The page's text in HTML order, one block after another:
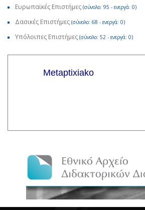
Ευρωπαϊκές Επιστήμες (σύνολο: 95 - ενεργά: 0)
Δασικές Επιστήμες (σύνολο: 68 - ενεργά: 0)
Υπόλοιπες Επιστήμες (σύνολο: 52 - ενεργά: 0)